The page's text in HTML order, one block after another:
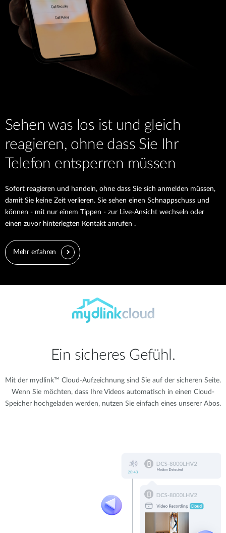
Sehen was los ist und gleich
reagieren, ohne dass Sie Ihr
Telefon entsperren müssen
Sofort reagieren und handeln, ohne dass Sie sich anmelden müssen,
damit Sie keine Zeit verlieren. Sie sehen einen Schnappschuss und
können - mit nur einem Tippen - zur Live-Ansicht wechseln oder
einen zuvor hinterlegten Kontakt anrufen .
Mehr erfahren
Ein sicheres Gefühl.
Mit der mydlink™ Cloud-Aufzeichnung sind Sie auf der sicheren Seite.
Wenn Sie möchten, dass Ihre Videos automatisch in einen Cloud-
Speicher hochgeladen werden, nutzen Sie einfach eines unserer Abos.